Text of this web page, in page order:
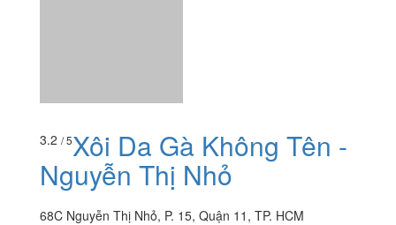
Xôi Da Gà Không Tên -
Nguyễn Thị Nhỏ